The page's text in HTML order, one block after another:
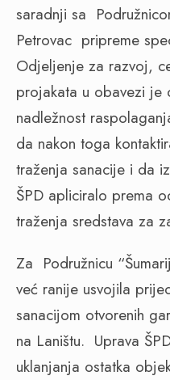
saradnji sa
Petrovac pripreme
Odjeljenje za razvoj,
projakata u obavezi je
nadležnost
da nakon toga
traženja sanacije i da
ŠPD apliciralo prema
traženja sredstava za
Za Podružnicu
već ranije usvojila
sanacijom otvorenih
na Laništu. Uprava
uklanjanja ostatka